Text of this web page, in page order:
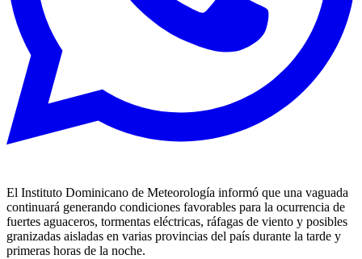
El Instituto Dominicano de Meteorología informó que una vaguada
continuará generando condiciones favorables para la ocurrencia de
fuertes aguaceros, tormentas eléctricas, ráfagas de viento y posibles
granizadas aisladas en varias provincias del país durante la tarde y
primeras horas de la noche.